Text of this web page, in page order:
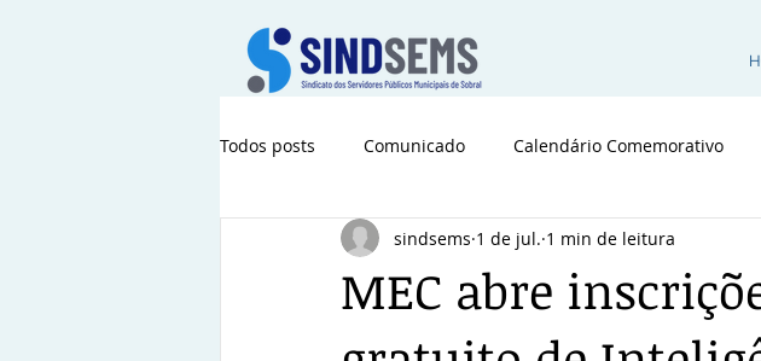
Todos posts Comunicado Calendário Comemorativo
MEC abre
sindsems 1 de jul. 1 min de leitura